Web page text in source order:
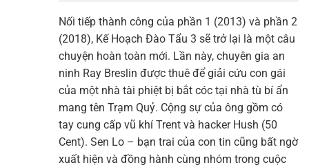
Nối tiếp thành công của phần 1 (2013) và phần 2
(2018), Kế Hoạch Đào Tẩu 3 sẽ trở lại là một câu
chuyện hoàn toàn mới. Lần này, chuyên gia an
ninh Ray Breslin được thuê để giải cứu con gái
của một nhà tài phiệt bị bắt cóc tại nhà tù bí ẩn
mang tên Trạm Quỷ. Cộng sự của ông gồm có
tay cung cấp vũ khí Trent và hacker Hush (50
Cent). Sen Lo – bạn trai của con tin cũng bất ngờ
xuất hiện và đồng hành cùng nhóm trong cuộc